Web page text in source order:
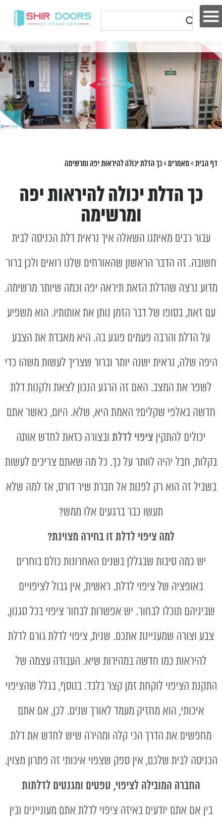
דף הבית>מאמרים >כך הדלת יכולה להיראות יפה ומרשימה
כך הדלת יכולה להיראות יפה
ומרשימה
עבור רבים מאיתנו השאלה איך נראית דלת הכניסה לבית
חשובה. זה הדבר הראשון שהאורחים שלנו רואים ולכן ברור
מדוע נרצה שהדלת הזאת תיראה יפה וכמה שיותר מרשימה.
עם זאת, בסופו של דבר הזמן נותן את אותותיו. הוא משפיע
על הדלת והרבה פעמים פוגע בה. היא מאבדת את הצבע
היפה שלה, נראית ישנה יותר וברור שצריך לעשות משהו כדי
לשפר את המצב. האם זה הרגע הנכון לצאת ולקנות דלת
חדשה באלפי שקלים? האמת היא, שלא. היום, כאשר אתם
יכולים להתקין ציפוי לדלת ובצורה כזאת לחדש אותה
בקלות, חבל יהיה לוותר על כך. כל מה שאתם צריכים לעשות
בשביל זה הוא רק לפנות אל חברת שיר דורס, אז למה שלא
תעשו כבר ברגעים אלו ממש?
למה ציפוי לדלת זו בחירה מצוינת?
יש כמה סיבות שבגללן בשנים האחרונות כולם בוחרים
באופציה של ציפוי לדלת. ראשית, אין גבול לציפויים
שביניהם תוכלו לבחור. יש אפשרות לבחור ציפוי בכל סגנון,
צבע וצורה שמעניינת אתכם. שנית, ציפוי לדלת גורם לדלת
להיראות כמו חדשה במהירות שיא. העבודה עצמה של
התקנת הציפוי לוקחת זמן קצר בלבד. בנוסף, בגלל שהציפוי
איכותי, הוא מחזיק מעמד לאורך שנים. לכן, אם אתם
מחפשים את הדרך הכי קלה ומהירה שיש לחדש את דלת
הכניסה לבית שלכם, אין ספק שצפוי איכותי זה פתרון מצוין.
החברה המובילה לציפוי, טפטים ומגנטים לדלתות
בין אם אתם יודעים באיזה ציפוי לדלת אתם מעוניינים ובין